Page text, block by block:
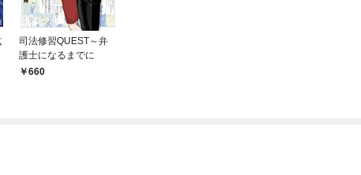
司法修習QUEST～弁
護士になるまでに
660